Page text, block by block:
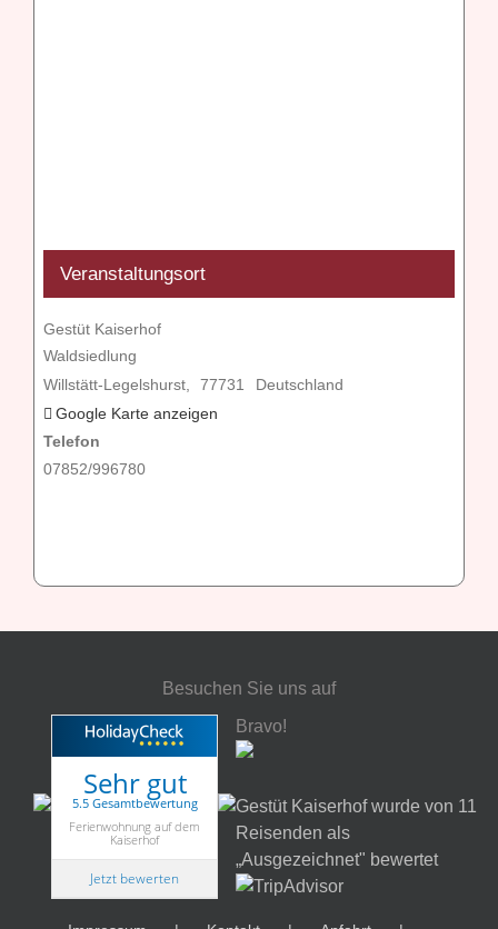
Veranstaltungsort
Gestüt Kaiserhof
Waldsiedlung
Willstätt-Legelshurst, 77731
Deutschland
Google Karte anzeigen
Telefon
07852/996780
Besuchen Sie uns auf
Sehr gut
5.5 Gesamtbewertung
Ferienwohnung auf dem
Kaiserhof
Jetzt bewerten
Bravo!
Gestüt Kaiserhof wurde von 11
Reisenden als
„Ausgezeichnet" bewertet